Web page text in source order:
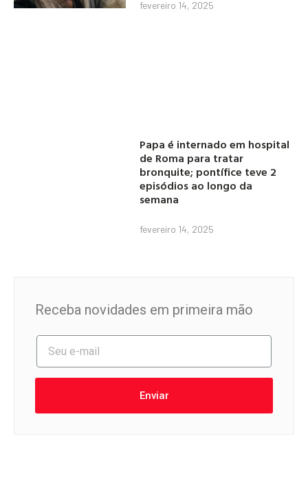
fevereiro 14, 2025
Papa é internado em hospital
de Roma para tratar
bronquite; pontífice teve 2
episódios ao longo da
semana
fevereiro 14, 2025
Receba novidades em primeira mão
Enviar